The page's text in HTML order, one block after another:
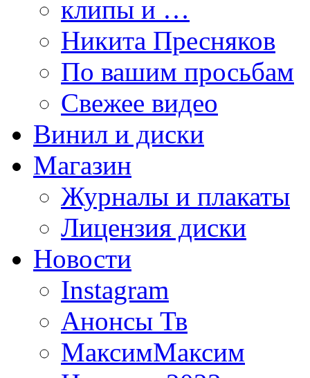
клипы и …
Никита Пресняков
По вашим просьбам
Свежее видео
Винил и диски
Магазин
Журналы и плакаты
Лицензия диски
Новости
Instagram
Анонсы Тв
МаксимМаксим